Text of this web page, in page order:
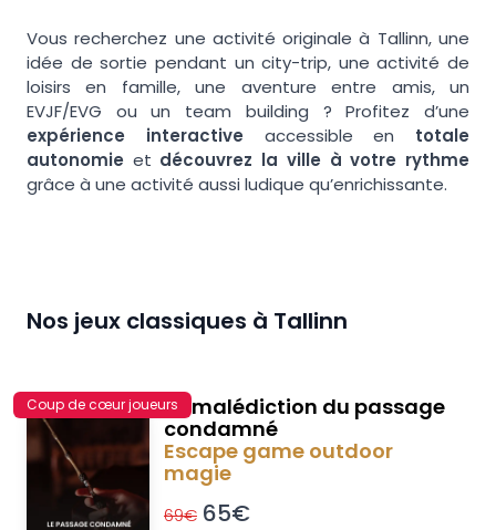
Vous recherchez une activité originale à Tallinn, une
idée de sortie pendant un city-trip, une activité de
loisirs en famille, une aventure entre amis, un
EVJF/EVG ou un team building ? Profitez d’une
expérience interactive
accessible en totale
autonomie et découvrez la ville à votre rythme
grâce à une activité aussi ludique qu’enrichissante.
Nos jeux classiques à Tallinn
Coup de cœur joueursLa malédiction du passage
condamné
Escape game outdoor
magie
69€ 65€